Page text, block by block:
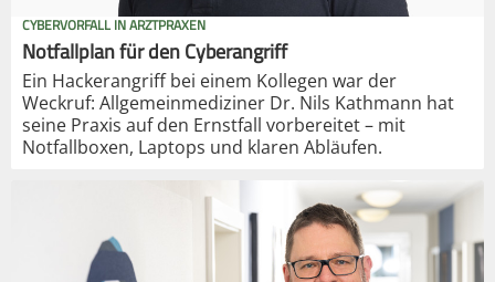
CYBERVORFALL IN ARZTPRAXEN
Notfallplan für den Cyberangriff
Ein Hackerangriff bei einem Kollegen war der
Weckruf: Allgemeinmediziner Dr. Nils Kathmann hat
seine Praxis auf den Ernstfall vorbereitet – mit
Notfallboxen, Laptops und klaren Abläufen.